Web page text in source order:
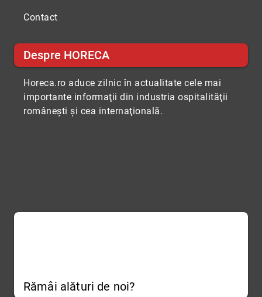
Contact
Despre HORECA
Horeca.ro aduce zilnic în actualitate cele mai
importante informaţii din industria ospitalităţii
româneşti şi cea internaţională.
Rămâi alături de noi?